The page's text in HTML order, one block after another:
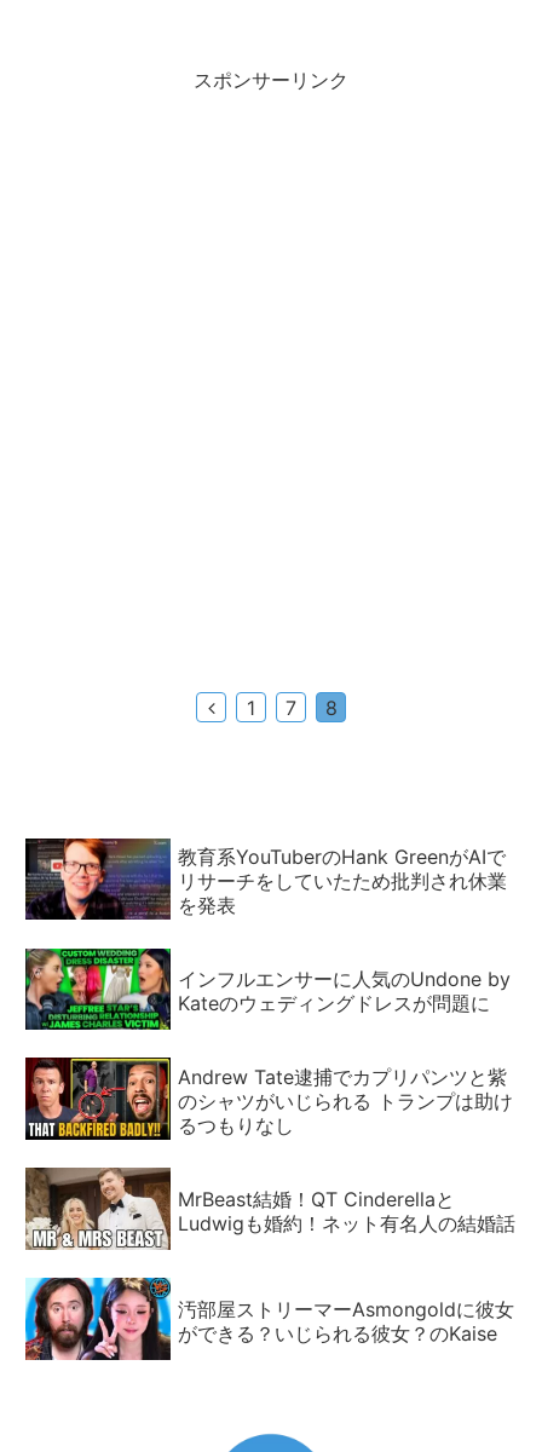
スポンサーリンク
前
1 7 8
教育系YouTuberのHank GreenがAIで
リサーチをしていたため批判され休業
を発表
インフルエンサーに人気のUndone by
Kateのウェディングドレスが問題に
Andrew Tate逮捕でカプリパンツと紫
のシャツがいじられる トランプは助け
るつもりなし
MrBeast結婚！QT Cinderellaと
Ludwigも婚約！ネット有名人の結婚話
汚部屋ストリーマーAsmongoldに彼女
ができる？いじられる彼女？のKaise